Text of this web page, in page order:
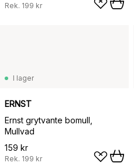
Rek. 199 kr
I lager
ERNST
Ernst grytvante bomull,
Mullvad
159 kr
Rek. 199 kr